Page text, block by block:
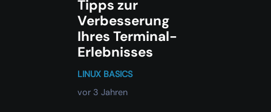
Tipps zur
Verbesserung
Ihres Terminal-
Erlebnisses
LINUX BASICS
vor 3 Jahren